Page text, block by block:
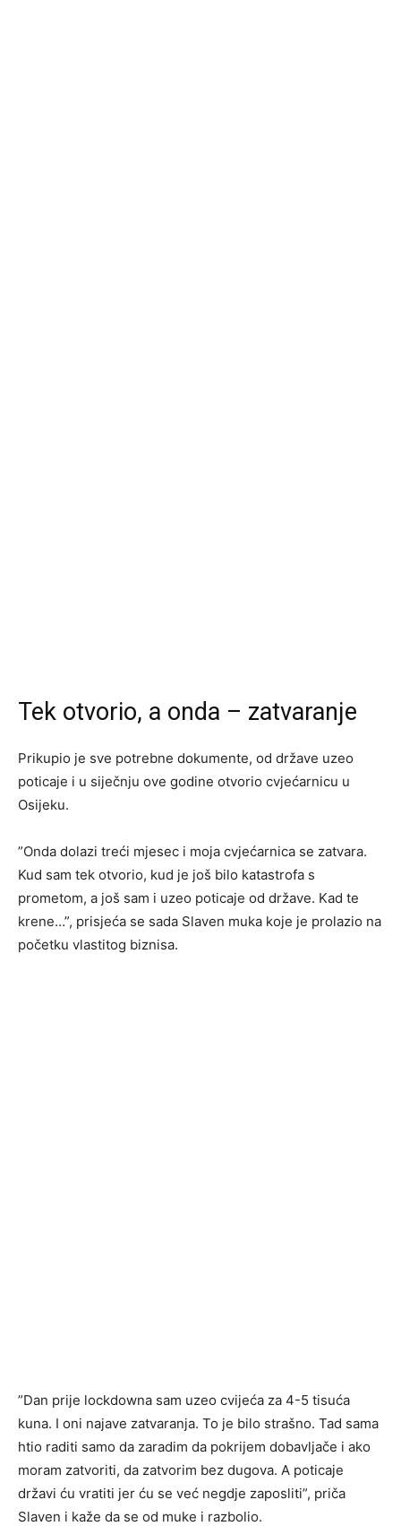
Tek otvorio, a onda – zatvaranje
Prikupio je sve potrebne dokumente, od države uzeo
poticaje i u siječnju ove godine otvorio cvjećarnicu u
Osijeku.
”Onda dolazi treći mjesec i moja cvjećarnica se zatvara.
Kud sam tek otvorio, kud je još bilo katastrofa s
prometom, a još sam i uzeo poticaje od države. Kad te
krene…”, prisjeća se sada Slaven muka koje je prolazio na
početku vlastitog biznisa.
”Dan prije lockdowna sam uzeo cvijeća za 4-5 tisuća
kuna. I oni najave zatvaranja. To je bilo strašno. Tad sama
htio raditi samo da zaradim da pokrijem dobavljače i ako
moram zatvoriti, da zatvorim bez dugova. A poticaje
državi ću vratiti jer ću se već negdje zaposliti”, priča
Slaven i kaže da se od muke i razbolio.